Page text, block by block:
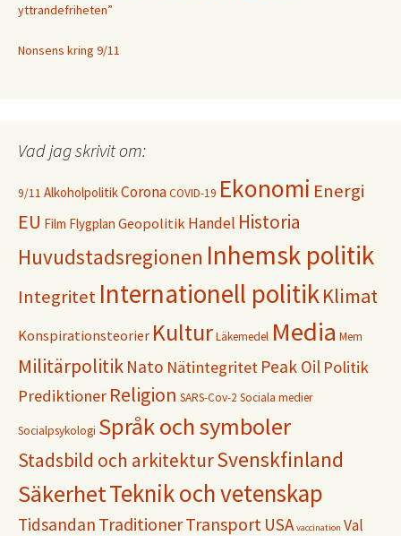
yttrandefriheten”
Nonsens kring 9/11
Vad jag skrivit om:
9/11 AlkoholpolitikCoronaCOVID-19 Ekonomi Energi
EU Film Flygplan Geopolitik Handel Historia
Huvudstadsregionen Inhemsk politik
Integritet Internationell politikKlimat
Konspirationsteorier KulturLäkemedel Media Mem
Militärpolitik Nato Nätintegritet Peak Oil Politik
Prediktioner Religion SARS-Cov-2 Sociala medier
Socialpsykologi Språk och symboler
Stadsbild och arkitekturSvenskfinland
SäkerhetTeknik och vetenskap
Tidsandan TraditionerTransport USA vaccination Val